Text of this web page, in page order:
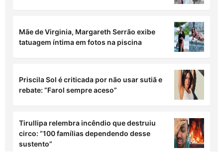
Mãe de Virginia, Margareth Serrão exibe
tatuagem íntima em fotos na piscina
Priscila Sol é criticada por não usar sutiã e
rebate: “Farol sempre aceso”
Tirullipa relembra incêndio que destruiu
circo: “100 famílias dependendo desse
sustento”